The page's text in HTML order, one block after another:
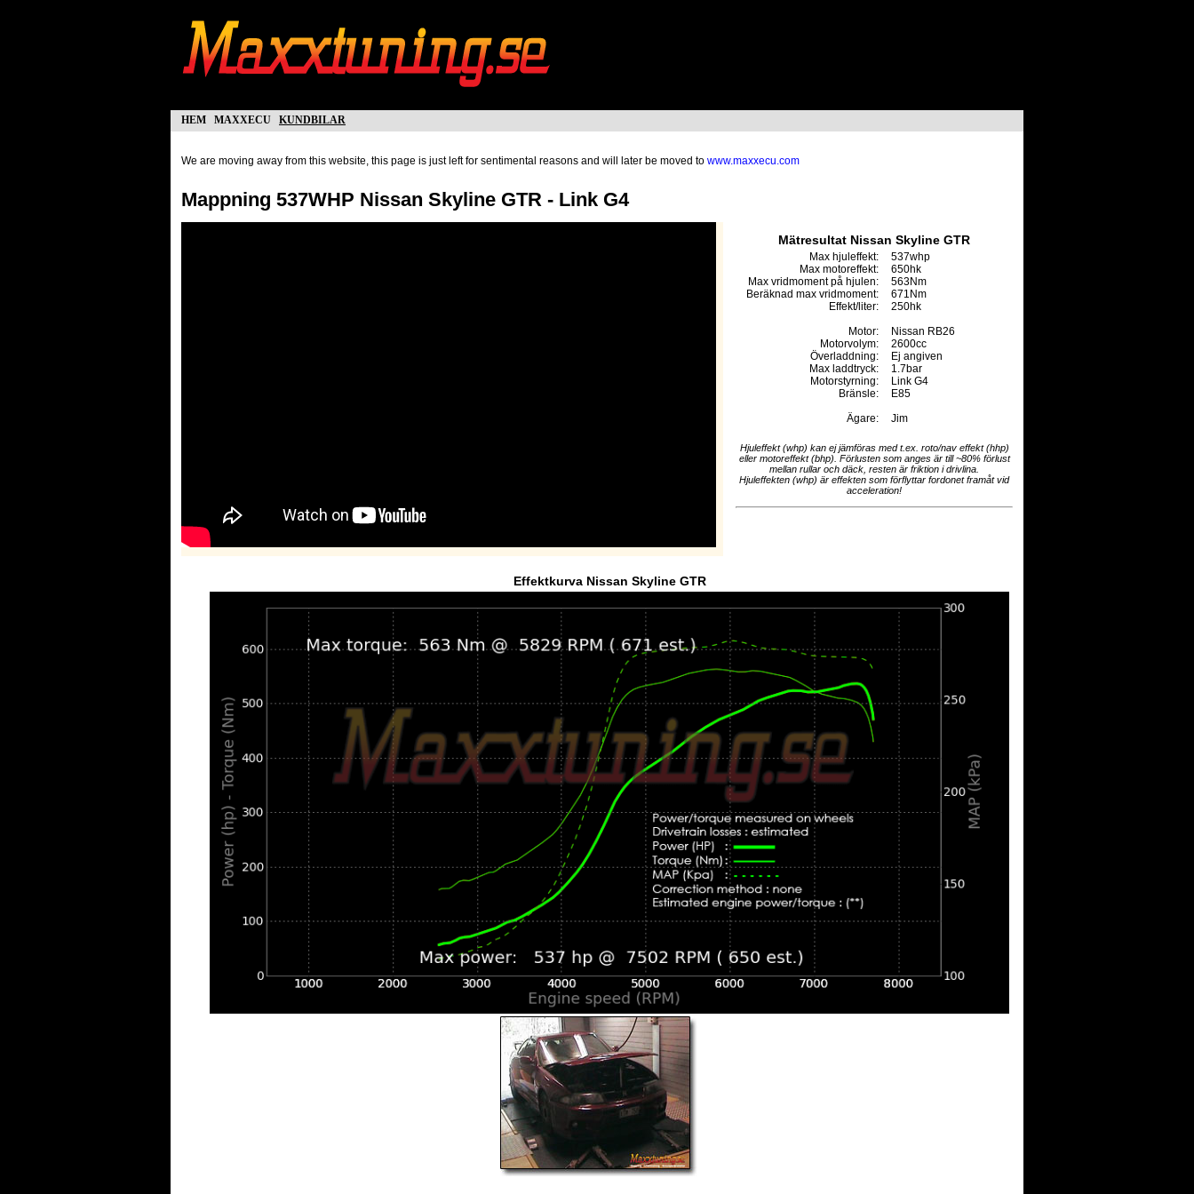
hem maxxecu kundbilar
We are moving away from this website, this page is just left for sentimental reasons and will later be moved to www.maxxecu.com
Mappning 537WHP Nissan Skyline GTR - Link G4
Mätresultat Nissan Skyline GTR
Max hjuleffekt:
537whp
Max motoreffekt:
650hk
Max vridmoment på hjulen:
563Nm
Beräknad max vridmoment:
671Nm
Effekt/liter:
250hk
Motor:
Nissan RB26
Motorvolym:
2600cc
Överladdning:
Ej angiven
Max laddtryck:
1.7bar
Motorstyrning:
Link G4
Bränsle:
E85
Ägare:
Jim
Hjuleffekt (whp) kan ej jämföras med t.ex. roto/nav effekt (hhp)
eller motoreffekt (bhp). Förlusten som anges är till ~80% förlust
mellan rullar och däck, resten är friktion i drivlina.
Hjuleffekten (whp) är effekten som förflyttar fordonet framåt vid
acceleration!
Effektkurva Nissan Skyline GTR